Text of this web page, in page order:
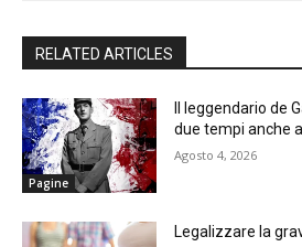
RELATED ARTICLES
Pagine
Il leggendario de
due tempi anche
Agosto 4, 2026
Legalizzare la